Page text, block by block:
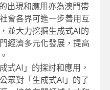
出現和應用亦為澳門帶
會各界可進一步善用互
並大力挖掘生成式AI的
經濟多元化發展，提高
式AI」的探討和應用，
眾對「生成式AI」的了